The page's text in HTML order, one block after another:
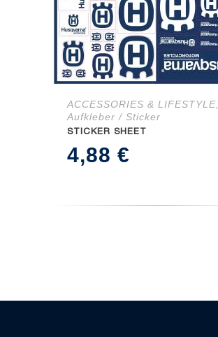
ACCESSORIES & LIFESTYLE,
Aufkleber / Sticker
STICKER SHEET
4,88 €